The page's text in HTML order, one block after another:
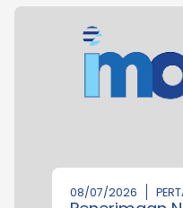
08/07/2026